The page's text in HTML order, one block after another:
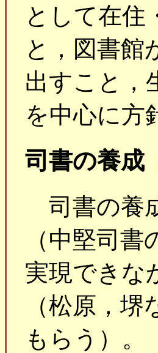
として在住
と，図書館
出すこと，
を中心に方
司書の養成
司書の養
（中堅司
実現できな
（松原，
もらう）。